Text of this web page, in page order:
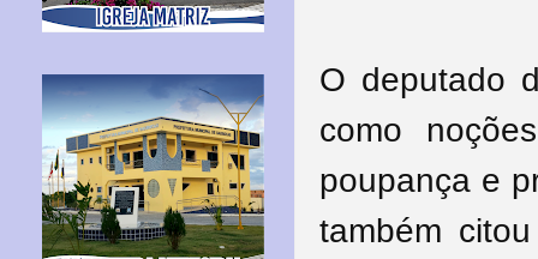
O deputado
como
poupança e
também